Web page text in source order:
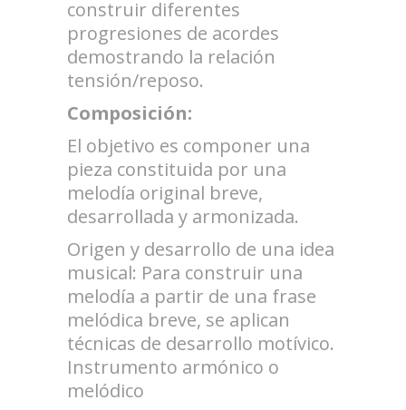
construir diferentes
progresiones de acordes
demostrando la relación
tensión/reposo.
Composición:
El objetivo es componer una
pieza constituida por una
melodía original breve,
desarrollada y armonizada.
Origen y desarrollo de una idea
musical: Para construir una
melodía a partir de una frase
melódica breve, se aplican
técnicas de desarrollo motívico.
Instrumento armónico o
melódico